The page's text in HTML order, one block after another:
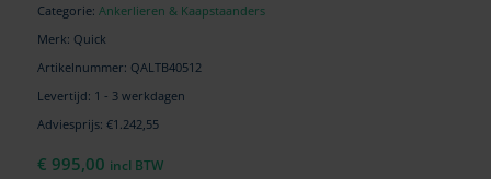
Categorie: Ankerlieren & Kaapstaanders
Merk: Quick
Artikelnummer: QALTB40512
Levertijd: 1 - 3 werkdagen
Adviesprijs: €1.242,55
€ 995,00 incl BTW